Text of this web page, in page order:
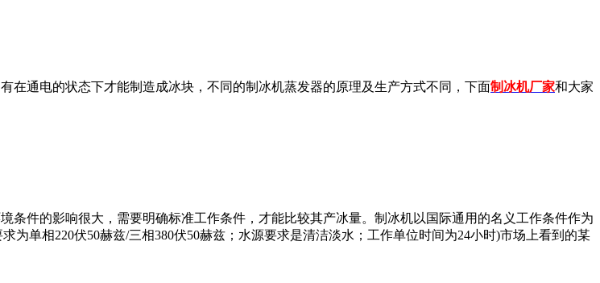
通电的状态下才能制造成冰块，不同的制冰机蒸发器的原理及生产方式不同，下面制冰机厂家和大家
件的影响很大，需要明确标准工作条件，才能比较其产冰量。制冰机以国际通用的名义工作条件作为
单相220伏50赫兹/三相380伏50赫兹；水源要求是清洁淡水；工作单位时间为24小时)市场上看到的某